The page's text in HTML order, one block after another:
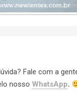
Fale com a
nosso WhatsApp.